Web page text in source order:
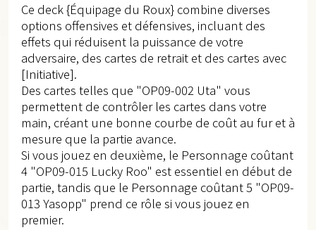
Ce deck {Équipage du Roux} combine diverses
options offensives et défensives, incluant des
effets qui réduisent la puissance de votre
adversaire, des cartes de retrait et des cartes avec
[Initiative].
Des cartes telles que "OP09-002 Uta" vous
permettent de contrôler les cartes dans votre
main, créant une bonne courbe de coût au fur et à
mesure que la partie avance.
Si vous jouez en deuxième, le Personnage coûtant
4 "OP09-015 Lucky Roo" est essentiel en début de
partie, tandis que le Personnage coûtant 5 "OP09-
013 Yasopp" prend ce rôle si vous jouez en
premier.